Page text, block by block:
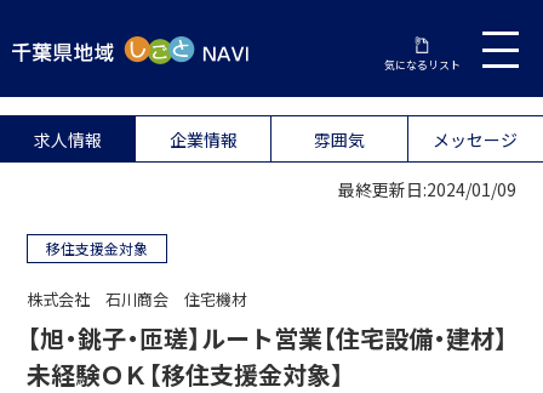
気になるリスト
求人情報 企業情報 雰囲気 メッセージ
最終更新日:2024/01/09
移住支援金対象
株式会社 石川商会 住宅機材
【旭・銚子・匝瑳】ルート営業【住宅設備・建材】
未経験ＯＫ【移住支援金対象】